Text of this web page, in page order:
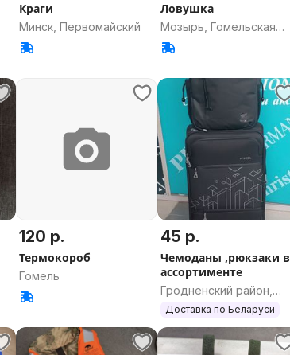
Краги
Минск, Первомайский
Ловушка
Мозырь, Гомельская
область
120 р.
Термокороб
Гомель
45 р.
Чемоданы ,рюкзаки в
ассортименте
Гродненский район,
Гродненская область
Доставка по Беларуси